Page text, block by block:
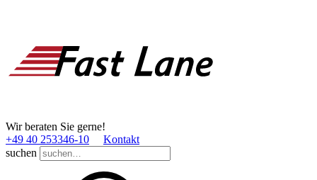
Wir beraten Sie gerne!
+49 40 253346­-10
Kontakt
suchen